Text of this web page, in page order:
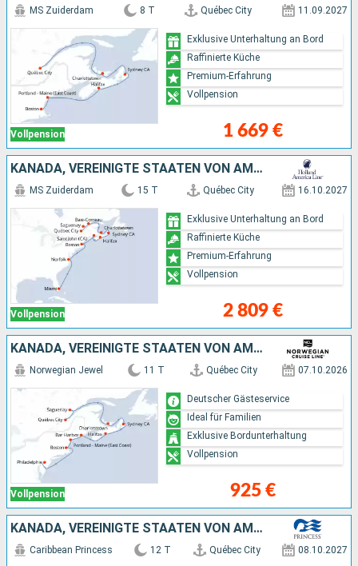
Vollpension
MS Zuiderdam 8 T Québec City 11.09.2027
1 669 €
Exklusive Unterhaltung an Bord
Raffinierte Küche
Premium-Erfahrung
Vollpension
KANADA, VEREINIGTE STAATEN VON AMERIKA
Vollpension
MS Zuiderdam 15 T Québec City 16.10.2027
2 809 €
Exklusive Unterhaltung an Bord
Raffinierte Küche
Premium-Erfahrung
Vollpension
KANADA, VEREINIGTE STAATEN VON AMERIKA
Vollpension
Norwegian Jewel 11 T Québec City 07.10.2026
925 €
Deutscher Gästeservice
Ideal für Familien
Exklusive Bordunterhaltung
Vollpension
KANADA, VEREINIGTE STAATEN VON AMERIKA
Caribbean Princess 12 T Québec City 08.10.2027